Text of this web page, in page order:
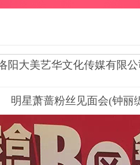
阳大美艺华文化传媒有限公
明星萧蔷粉丝见面会(钟丽